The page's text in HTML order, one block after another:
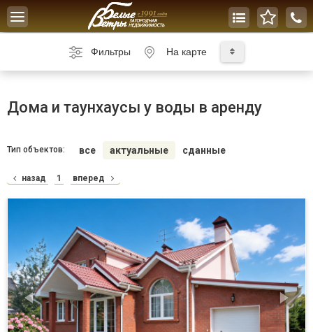
Toggle
navigation
Фильтры На карте
Дома и таунхаусы у воды в аренду
Тип объектов: все актуальные сданные
назад 1 вперед